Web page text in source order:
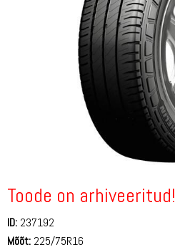
Toode on arhiveeritud!
ID: 237192
Mõõt: 225/75R16